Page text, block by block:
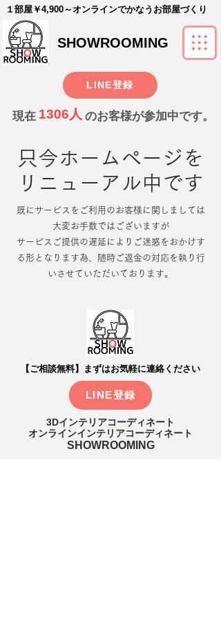
​１部屋￥4,900～オンラインでかなうお部屋づくり
SHOWROOMING
LINE登録
現在 のお客様が参加中です。
1306人
只今ホームページを
リニューアル中です
既にサービスをご利用のお客様に関しましては
大変お手数ではございますが
サービスご提供の遅延によりご迷惑をおかけす
る形となります為、随時ご返金の対応を執り行
いさせていただいております。
【ご相談無料】まずはお気軽に連絡ください
LINE登録
3Dインテリアコーディネート
オンラインインテリアコーディネート
SHOWROOMING